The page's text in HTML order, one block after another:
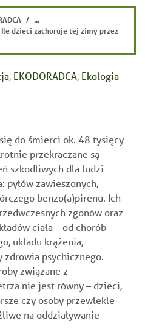
...
dzieci zachoruje tej zimy przez
, EKODORADCA, Ekologia
do śmierci ok. 48 tysięcy
przekraczane są
szkodliwych dla ludzi
pyłów zawieszonych,
benzo(a)pirenu. Ich
zgonów oraz
ciała – od chorób
układu krążenia,
psychicznego.
związane z
nie jest równy – dzieci,
czy osoby przewlekle
na oddziaływanie